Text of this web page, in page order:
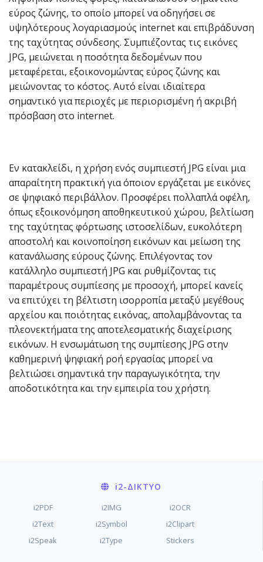
εύρος ζώνης, το οποίο μπορεί να οδηγήσει σε
υψηλότερους λογαριασμούς internet και επιβράδυνση
της ταχύτητας σύνδεσης. Συμπιέζοντας τις εικόνες
JPG, μειώνεται η ποσότητα δεδομένων που
μεταφέρεται, εξοικονομώντας εύρος ζώνης και
μειώνοντας το κόστος. Αυτό είναι ιδιαίτερα
σημαντικό για περιοχές με περιορισμένη ή ακριβή
πρόσβαση στο internet.
Εν κατακλείδι, η χρήση ενός συμπιεστή JPG είναι μια
απαραίτητη πρακτική για όποιον εργάζεται με εικόνες
σε ψηφιακό περιβάλλον. Προσφέρει πολλαπλά οφέλη,
όπως εξοικονόμηση αποθηκευτικού χώρου, βελτίωση
της ταχύτητας φόρτωσης ιστοσελίδων, ευκολότερη
αποστολή και κοινοποίηση εικόνων και μείωση της
κατανάλωσης εύρους ζώνης. Επιλέγοντας τον
κατάλληλο συμπιεστή JPG και ρυθμίζοντας τις
παραμέτρους συμπίεσης με προσοχή, μπορεί κανείς
να επιτύχει τη βέλτιστη ισορροπία μεταξύ μεγέθους
αρχείου και ποιότητας εικόνας, απολαμβάνοντας τα
πλεονεκτήματα της αποτελεσματικής διαχείρισης
εικόνων. Η ενσωμάτωση της συμπίεσης JPG στην
καθημερινή ψηφιακή ροή εργασίας μπορεί να
βελτιώσει σημαντικά την παραγωγικότητα, την
αποδοτικότητα και την εμπειρία του χρήστη.
i2-ΔΊΚΤΥΟ
i2PDF i2IMG
i2OCR
i2Text
i2Symbol
i2Clipart
i2Speak
i2Type Stickers